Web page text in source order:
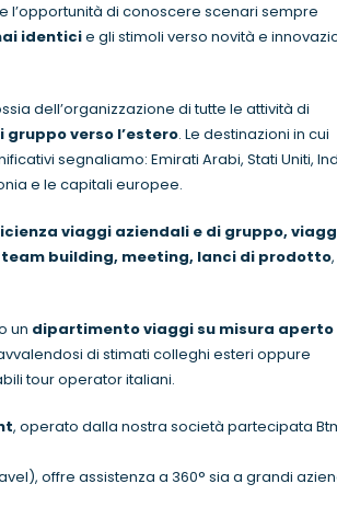
e l’opportunità di conoscere scenari sempre
identicie gli stimoli verso novità e
dell’organizzazione di tutte le attività di
verso l’estero. Le destinazioni in cui
segnaliamo: Emirati Arabi, Stati Uniti,
e le capitali europee.
viaggi aziendali e di gruppo,
building, meeting, lanci di prodotto,
un dipartimento viaggi su misura aperto
di stimati colleghi esteri oppure
tour operator italiani.
, operato dalla nostra società partecipata
offre assistenza a 360° sia a grandi